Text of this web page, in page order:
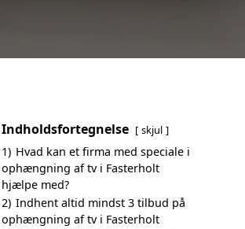
Indholdsfortegnelse skjul
1) Hvad kan et firma med speciale i
ophængning af tv i Fasterholt
hjælpe med?
2) Indhent altid mindst 3 tilbud på
ophængning af tv i Fasterholt